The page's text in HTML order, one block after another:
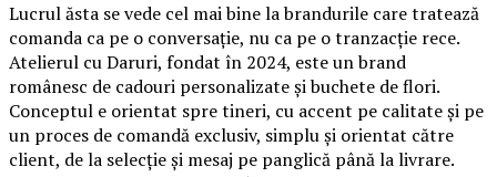
Lucrul ăsta se vede cel mai bine la brandurile care tratează
comanda ca pe o conversație, nu ca pe o tranzacție rece.
Atelierul cu Daruri, fondat în 2024, este un brand
românesc de cadouri personalizate și buchete de flori.
Conceptul e orientat spre tineri, cu accent pe calitate și pe
un proces de comandă exclusiv, simplu și orientat către
client, de la selecție și mesaj pe panglică până la livrare.